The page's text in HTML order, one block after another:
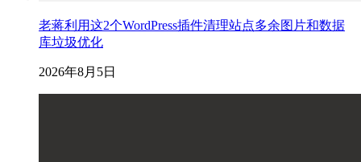
老蒋利用这2个WordPress插件清理站点多余图片和数据
库垃圾优化
2026年8月5日